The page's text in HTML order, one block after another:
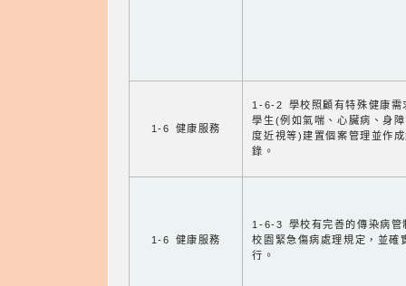
1-6 健康服務
1-6-2 學校照顧有特殊健康需
學生(例如氣喘、心臟病、身
度近視等)建置個案管理並作
錄。
1-6 健康服務
1-6-3 學校有完善的傳染病管
校園緊急傷病處理規定，並確
行。